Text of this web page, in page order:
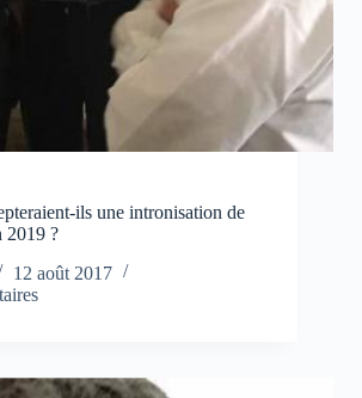
ils une intronisation de
2019 ?
12 août 2017